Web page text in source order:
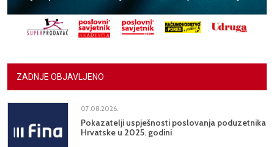
ZADNJE OBJAVLJENO
07.08.2026.
Pokazatelji uspješnosti poslovanja poduzetnika
Hrvatske u 2025. godini